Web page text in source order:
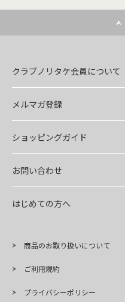
クラブノリタケ会員について
メルマガ登録
ショッピングガイド
お問い合わせ
はじめての方へ
商品のお取り扱いについて
ご利用規約
プライバシーポリシー